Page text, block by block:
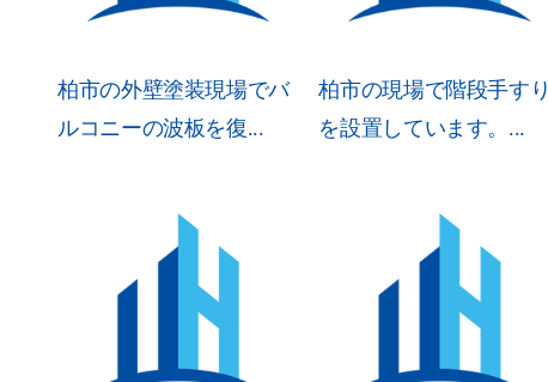
柏市の外壁塗装現場でバ
ルコニーの波板を復...
柏市の現場で階段手すり
を設置しています。...